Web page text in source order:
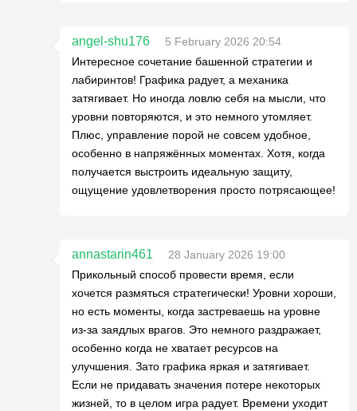
angel-shu176
5 February 2026 20:54
Интересное сочетание башенной стратегии и
лабиринтов! Графика радует, а механика
затягивает. Но иногда ловлю себя на мысли, что
уровни повторяются, и это немного утомляет.
Плюс, управление порой не совсем удобное,
особенно в напряжённых моментах. Хотя, когда
получается выстроить идеальную защиту,
ощущение удовлетворения просто потрясающее!
annastarin461
28 January 2026 19:00
Прикольный способ провести время, если
хочется размяться стратегически! Уровни хороши,
но есть моменты, когда застреваешь на уровне
из-за заядлых врагов. Это немного раздражает,
особенно когда не хватает ресурсов на
улучшения. Зато графика яркая и затягивает.
Если не придавать значения потере некоторых
жизней, то в целом игра радует. Времени уходит